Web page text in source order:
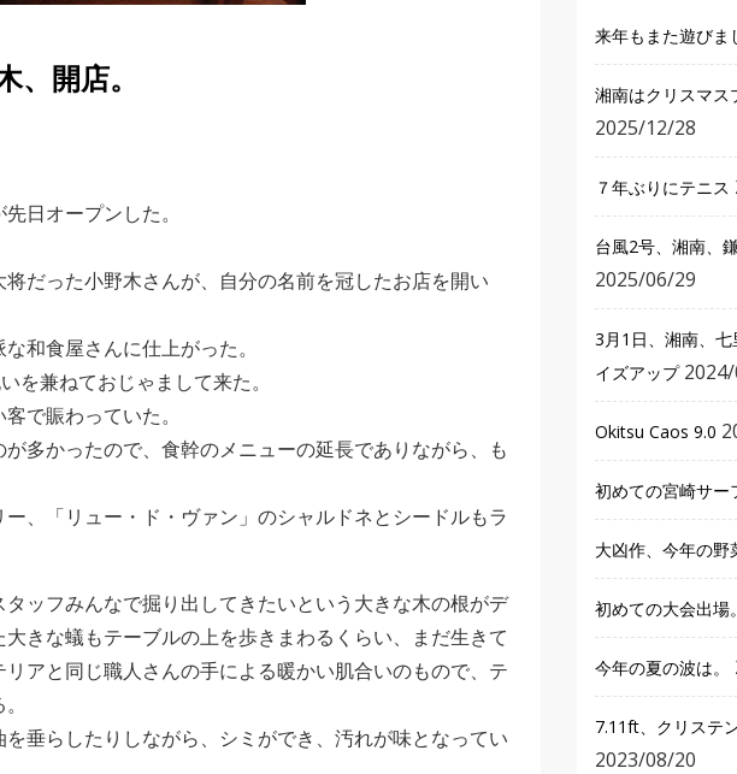
、開店。
日オープンした。
だった小野木さんが、自分の名前を冠したお店を開い
和食屋さんに仕上がった。
を兼ねておじゃまして来た。
で賑わっていた。
多かったので、食幹のメニューの延長でありながら、も
、「リュー・ド・ヴァン」のシャルドネとシードルもラ
ッフみんなで掘り出してきたいという大きな木の根がデ
きな蟻もテーブルの上を歩きまわるくらい、まだ生きて
アと同じ職人さんの手による暖かい肌合いのもので、テ
垂らしたりしながら、シミができ、汚れが味となってい
来年もまた遊びま
湘南はクリスマス
2025/12/28
７年ぶりにテニス
台風2号、湘南、
2025/06/29
3月1日、湘南、
イズアップ
Okitsu Caos 9.0
初めての宮崎サー
大凶作、今年の野
初めての大会出場。
今年の夏の波は。
7.11ft、クリステ
2023/08/20